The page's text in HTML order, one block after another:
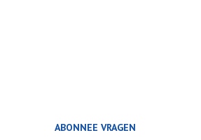
ABONNEE VRAGEN